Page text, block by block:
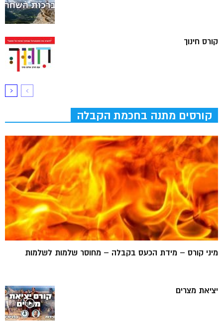
קורס חינוך
קורסים מתנה בחכמת הקבלה
מיני קורס – מידת הכעס בקבלה – מחוסר שלמות לשלמות
יציאת מצרים